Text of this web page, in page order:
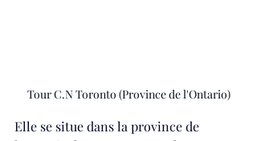
Tour C.N Toronto (Province de l'Ontario)
Elle se situe dans la province de